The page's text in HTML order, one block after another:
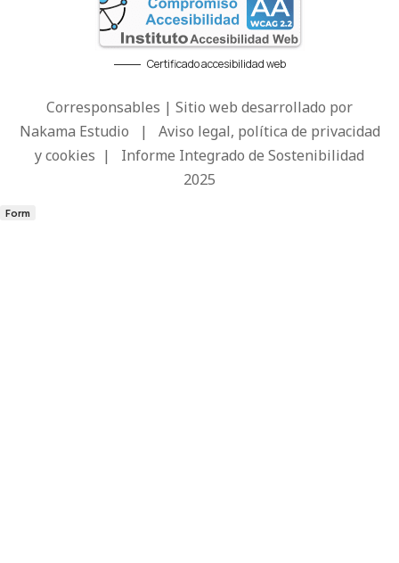
Certificado accesibilidad web
Corresponsables | Sitio web desarrollado por
Nakama Estudio | Aviso legal, política de privacidad
y cookies | Informe Integrado de Sostenibilidad
2025
Form